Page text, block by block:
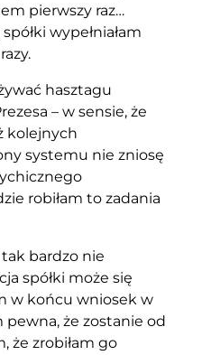
pierwszy raz…
wypełniałam
hasztagu
– w sensie, że
kolejnych
systemu nie zniosę
robiłam to zadania
bardzo nie
spółki może się
w końcu wniosek w
pewna, że zostanie od
że zrobiłam go